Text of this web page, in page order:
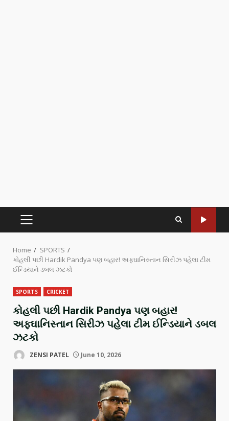
Home
SPORTS
કોહલી પછી Hardik Pandya પણ બહાર! અફઘાનિસ્તાન સિરીઝ પહેલા ટીમ
ઈન્ડિયાને ડબલ ઝટકો
SPORTS CRICKET
કોહલી પછી Hardik Pandya પણ બહાર!
અફઘાનિસ્તાન સિરીઝ પહેલા ટીમ ઈન્ડિયાને ડબલ
ઝટકો
ZENSI PATEL June 10, 2026